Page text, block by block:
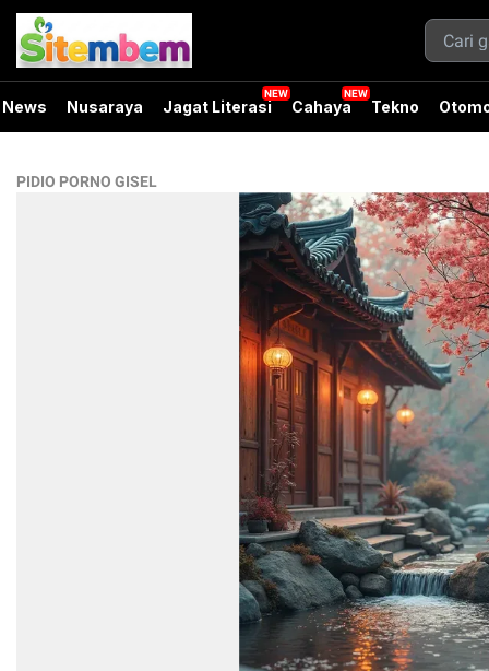
News Nusaraya Jagat Literasi Cahaya Tekno
PIDIO PORNO GISEL